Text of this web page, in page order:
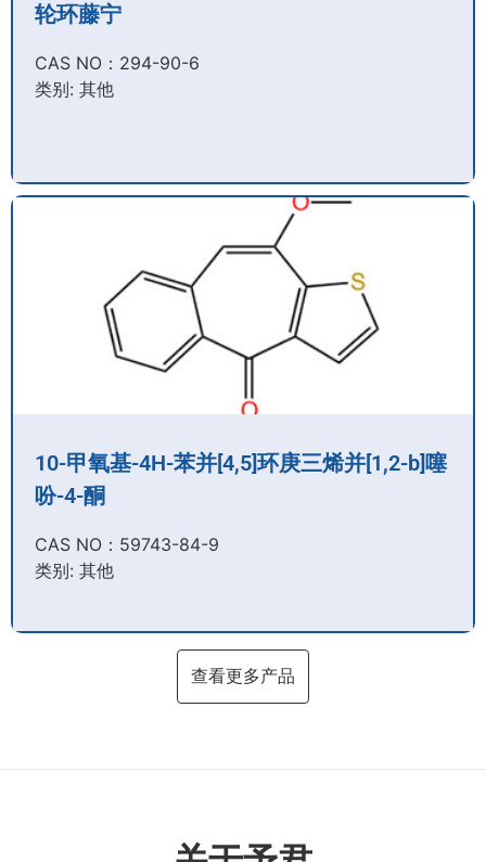
轮环藤宁
CAS NO：294-90-6​
类别: 其他
10-甲氧基-4H-苯并[4,5]环庚三烯并[1,2-b]噻
吩-4-酮
CAS NO：59743-84-9​
类别: 其他
查看更多产品